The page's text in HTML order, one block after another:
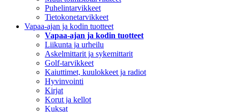
Puhelintarvikkeet
Tietokonetarvikkeet
Vapaa-ajan ja kodin tuotteet
Vapaa-ajan ja kodin tuotteet
Liikunta ja urheilu
Askelmittarit ja sykemittarit
Golf-tarvikkeet
Kaiuttimet, kuulokkeet ja radiot
Hyvinvointi
Kirjat
Korut ja kellot
Kuksat